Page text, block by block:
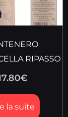
RIPASSO
€
la suite